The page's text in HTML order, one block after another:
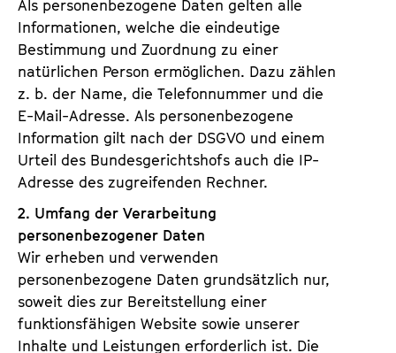
Als personenbezogene Daten gelten alle
Informationen, welche die eindeutige
Bestimmung und Zuordnung zu einer
natürlichen Person ermöglichen. Dazu zählen
z. b. der Name, die Telefonnummer und die
E-Mail-Adresse. Als personenbezogene
Information gilt nach der DSGVO und einem
Urteil des Bundesgerichtshofs auch die IP-
Adresse des zugreifenden Rechner.
2. Umfang der Verarbeitung
personenbezogener Daten
Wir erheben und verwenden
personenbezogene Daten grundsätzlich nur,
soweit dies zur Bereitstellung einer
funktionsfähigen Website sowie unserer
Inhalte und Leistungen erforderlich ist. Die